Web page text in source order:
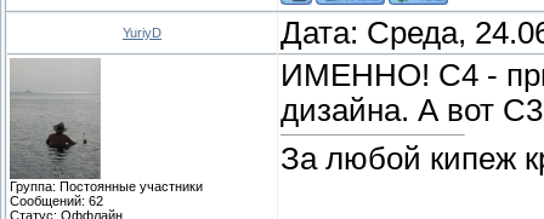
YuriyD Дата: Среда,
Группа: Постоянные участники
Сообщений: 62
Статус: Оффлайн
ИМЕННО! С4 -
дизайна. А вот
За любой кипеж